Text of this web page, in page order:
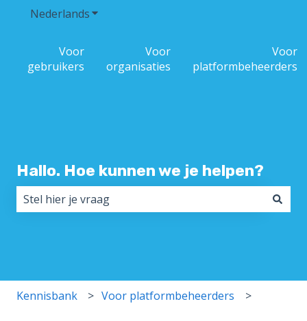
NederlandsSubmenu tonen voor vertalingen
Voor
gebruikers
Voor
organisaties
Voor
platformbeheerders
Hallo. Hoe kunnen we je helpen?
Kennisbank Voor platformbeheerders